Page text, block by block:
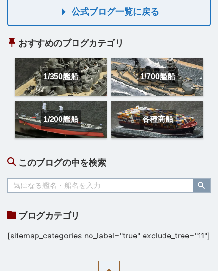
公式ブログ一覧に戻る
おすすめのブログカテゴリ
1/350艦船 1/700艦船
1/200艦船 各種商船
このブログの中を検索
ブログカテゴリ
[sitemap_categories no_label="true" exclude_tree="11"]